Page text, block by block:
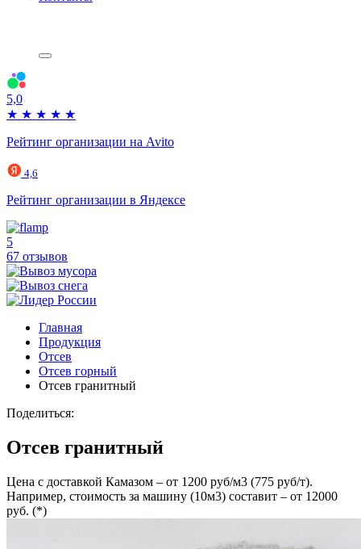
5,0
★ ★ ★ ★ ★
Рейтинг организации на Avito
4,6
Рейтинг организации в Яндексе
5
67 отзывов
Главная
Продукция
Отсев
Отсев горный
Отсев гранитный
Поделиться:
Отсев гранитный
Цена с доставкой Камазом – от 1200 руб/м3 (775 руб/т).
Например, стоимость за машину (10м3) составит – от 12000
руб. (*)